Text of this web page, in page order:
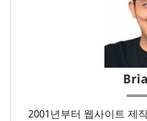
2001년부터 웹사이트 제